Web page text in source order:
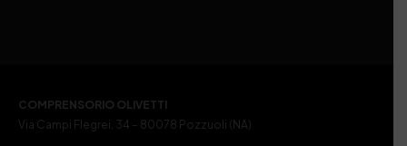
COMPRENSORIO OLIVETTI
Via Campi Flegrei, 34 – 80078 Pozzuoli (NA)